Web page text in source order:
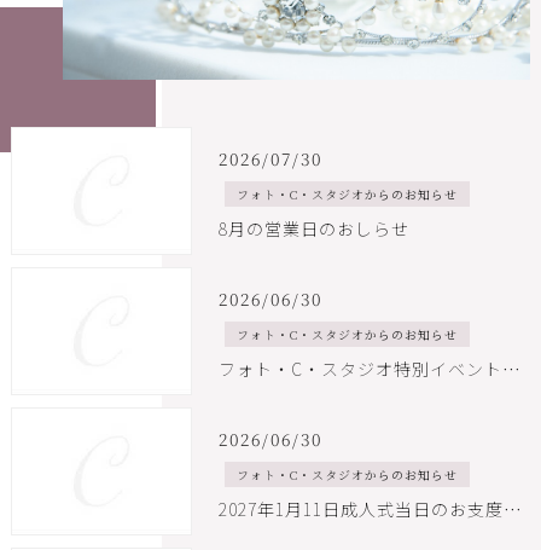
2026/07/30
フォト・C・スタジオからのお知らせ
8月の営業日のおしらせ
2026/06/30
フォト・C・スタジオからのお知らせ
フォト・C・スタジオ特別イベント開催！着物の基本講座
2026/06/30
フォト・C・スタジオからのお知らせ
2027年1月11日成人式当日のお支度予約状況について